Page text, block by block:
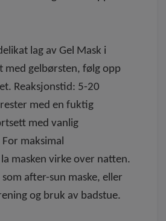
lag av Gel Mask i
med gelbørsten, følg opp
Reaksjonstid: 5-20
med en fuktig
med vanlig
maksimal
masken virke over natten.
som after-sun maske, eller
og bruk av badstue.